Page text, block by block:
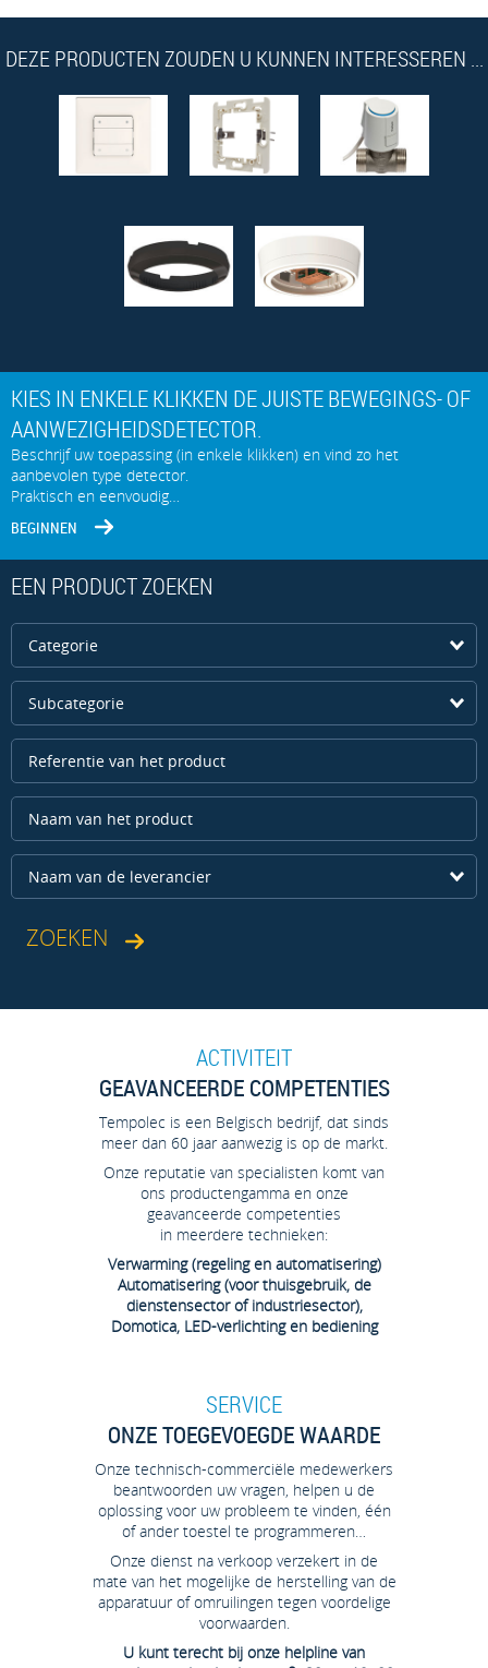
DEZE PRODUCTEN ZOUDEN U KUNNEN INTERESSEREN ...
KIES IN ENKELE KLIKKEN DE JUISTE BEWEGINGS- OF
AANWEZIGHEIDSDETECTOR.
Beschrijf uw toepassing (in enkele klikken) en vind zo het
aanbevolen type detector.
Praktisch en eenvoudig…
BEGINNEN
EEN PRODUCT ZOEKEN
Categorie
Subcategorie
Naam van de leverancier
ACTIVITEIT
GEAVANCEERDE COMPETENTIES
Tempolec is een Belgisch bedrijf, dat sinds
meer dan 60 jaar aanwezig is op de markt.
Onze reputatie van specialisten komt van
ons productengamma en onze
geavanceerde competenties
in meerdere technieken:
Verwarming (regeling en automatisering)
Automatisering (voor thuisgebruik, de
dienstensector of industriesector),
Domotica, LED-verlichting en bediening
SERVICE
ONZE TOEGEVOEGDE WAARDE
Onze technisch-commerciële medewerkers
beantwoorden uw vragen, helpen u de
oplossing voor uw probleem te vinden, één
of ander toestel te programmeren…
Onze dienst na verkoop verzekert in de
mate van het mogelijke de herstelling van de
apparatuur of omruilingen tegen voordelige
voorwaarden.
U kunt terecht bij onze helpline van